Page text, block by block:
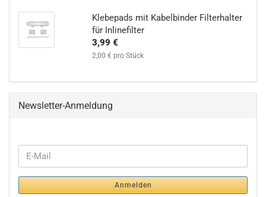
Klebepads mit Kabelbinder Filterhalter
für Inlinefilter
3,99 €
2,00 € pro Stück
Newsletter-Anmeldung
WEITER
ZUR
NEWSLETTER-
ANMELDUNG
E-
Mail
Anmelden